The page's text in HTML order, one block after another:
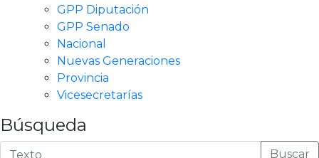
GPP Diputación
GPP Senado
Nacional
Nuevas Generaciones
Provincia
Vicesecretarías
Búsqueda
Buscar